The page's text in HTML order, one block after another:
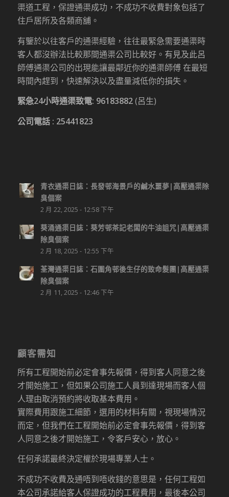
渠道工程，保證通渠成功，不成功不收費對象包括了
住戶居所及各類商舖。
有鑒於以往客戶的通渠經驗，往往最緊急需要通渠時
客人都沒辦法比較那間通渠公司比較好。有見及此呂
師傅通渠公司的出現能讓最鄰近你的通渠師傅 在最短
時間內趕到，快速解決以及盡量減低你的損失。
緊急24小時通渠致電: 96183882(呂生)
公司電話 : 25441823
青衣通渠日誌：長發邨海景戶的鹹水噩夢|高壓通渠除
臭個案
2 月 22, 2025 - 12:58 下午
葵涌通渠日誌：葵芳邨茶記老闆的牛油詛咒|高壓通渠
除臭個案
2 月 18, 2025 - 12:55 下午
荃灣通渠日誌：石圍角邨後生仔的致命髮團|高壓通渠
除臭個案
2 月 11, 2025 - 12:46 下午
顧客需知
所有工程開始前必定會事先報價，得到客人同意之後
才開始施工，但如果公司施工人員到達現場而客人個
人理由取消預約將收取基本費用。
實際費用跟施工細節，選用的材料有關，視現場情況
而定，但我們在工程開始前必定會事先報價，得到客
人同意之後才開始施工，令客戶安心，放心。
任何承諾最終決定權於現場專業人士。
不成功不收費及通唔到唔收錢的意思是，任何工程如
本公司承諾給客人保證成功的工程費用，最後本公司